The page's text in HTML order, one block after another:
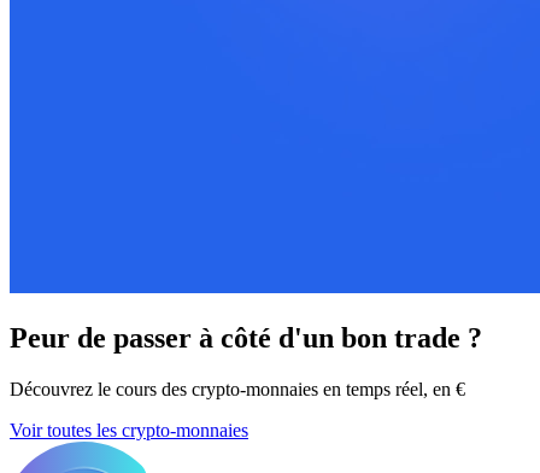
Peur de passer à côté d'un bon trade ?
Découvrez le cours des crypto-monnaies en temps réel, en €
Voir toutes les crypto-monnaies